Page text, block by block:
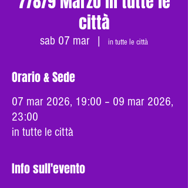
città
sab 07 mar
  |
in tutte le città
Orario & Sede
07 mar 2026, 19:00 – 09 mar 2026,
23:00
in tutte le città
Info sull'evento